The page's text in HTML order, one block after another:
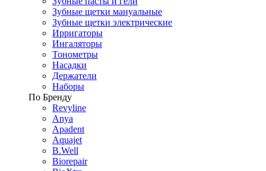
Зубные щетки мануальные
Зубные щетки электрические
Ирригаторы
Ингаляторы
Тонометры
Насадки
Держатели
Наборы
По Бренду
Revyline
Anya
Apadent
Aquajet
B.Well
Biorepair